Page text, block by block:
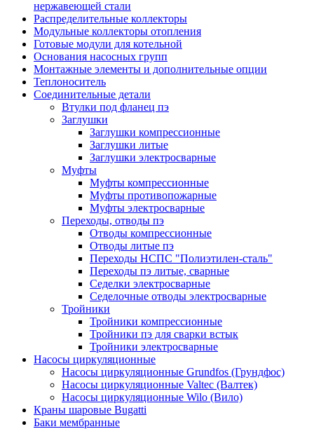
нержавеющей стали
Распределительные коллекторы
Модульные коллекторы отопления
Готовые модули для котельной
Основания насосных групп
Монтажные элементы и дополнительные опции
Теплоноситель
Соединительные детали
Втулки под фланец пэ
Заглушки
Заглушки компрессионные
Заглушки литые
Заглушки электросварные
Муфты
Муфты компрессионные
Муфты противопожарные
Муфты электросварные
Переходы, отводы пэ
Отводы компрессионные
Отводы литые пэ
Переходы НСПС "Полиэтилен-сталь"
Переходы пэ литые, сварные
Седелки электросварные
Седелочные отводы электросварные
Тройники
Тройники компрессионные
Тройники пэ для сварки встык
Тройники электросварные
Насосы циркуляционные
Насосы циркуляционные Grundfos (Грундфос)
Насосы циркуляционные Valtec (Валтек)
Насосы циркуляционные Wilo (Вило)
Краны шаровые Bugatti
Баки мембранные